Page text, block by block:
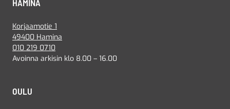
HAMINA
Korjaamotie 1
49400 Hamina
010 219 0710
Avoinna arkisin klo 8.00 – 16.00
OULU